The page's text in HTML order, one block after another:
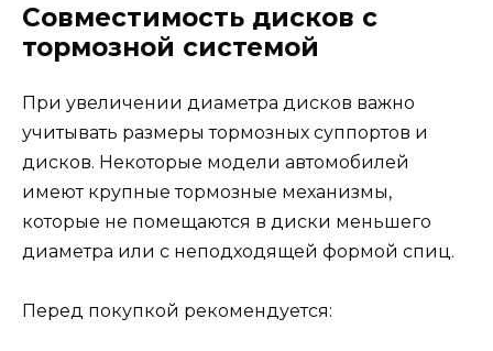
Совместимость дисков с
тормозной системой
При увеличении диаметра дисков важно
учитывать размеры тормозных суппортов и
дисков. Некоторые модели автомобилей
имеют крупные тормозные механизмы,
которые не помещаются в диски меньшего
диаметра или с неподходящей формой спиц.
Перед покупкой рекомендуется: